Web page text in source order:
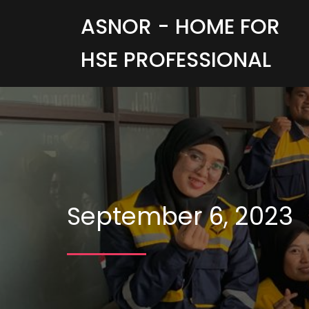
ASNOR - HOME FOR
HSE PROFESSIONAL
September 6, 2023